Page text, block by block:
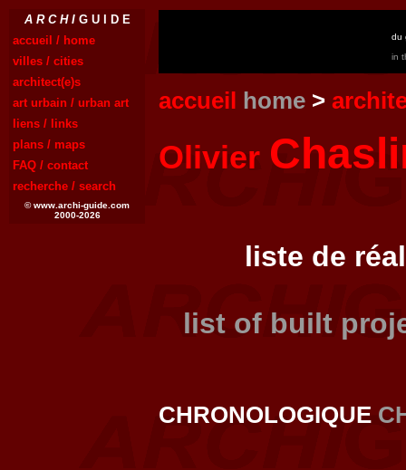
A R C H IG U I D E
accueil / home
villes / cities
architect(e)s
art urbain / urban art
liens / links
plans / maps
FAQ / contact
recherche / search
© www.archi-guide.com
2000-2026
du
in
accueil home >
Olivier
liste de
list of built
CHRONOLOGIQUE